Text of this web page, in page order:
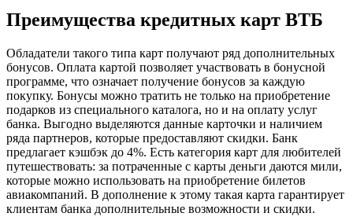
Преимущества кредитных карт ВТБ
Обладатели такого типа карт получают ряд дополнительных
бонусов. Оплата картой позволяет участвовать в бонусной
программе, что означает получение бонусов за каждую
покупку. Бонусы можно тратить не только на приобретение
подарков из специального каталога, но и на оплату услуг
банка. Выгодно выделяются данные карточки и наличием
ряда партнеров, которые предоставляют скидки. Банк
предлагает кэшбэк до 4%. Есть категория карт для любителей
путешествовать: за потраченные с карты деньги даются мили,
которые можно использовать на приобретение билетов
авиакомпаний. В дополнение к этому такая карта гарантирует
клиентам банка дополнительные возможности и скидки.